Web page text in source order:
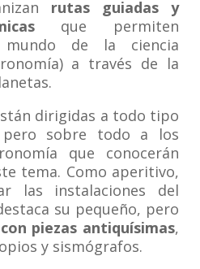
rutas guiadas y
que permiten
de la ciencia
a través de la
dirigidas a todo tipo
sobre todo a los
que conocerán
tema. Como aperitivo,
las instalaciones del
su pequeño, pero
piezas antiquísimas,
y sismógrafos.